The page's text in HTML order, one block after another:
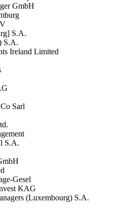
GmbH
S.A.
S.A.
Ireland Limited
Sarl
S.A.
Gesel
KAG
(Luxembourg) S.A.